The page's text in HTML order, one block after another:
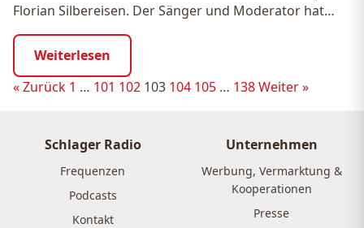
Florian Silbereisen. Der Sänger und Moderator hat…
Weiterlesen
Seitennummerierung
Beiträge
« Zurück 1 … 101 102 103 104 105 … 138Weiter »
Schlager Radio
Frequenzen
Podcasts
Kontakt
Unternehmen
Werbung, Vermarktung &
Kooperationen
Presse